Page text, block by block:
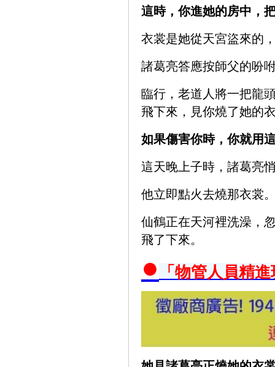
這時，你進她的房中，
衣裳是她從天宮盜來的
諸葛亮答應按師父的吩
臨行，老道人將一把龍
飛下來，見你燒了她的
如果傷害你時，你就用
這天晚上子時，諸葛亮
他立即點火去燒那衣裳
仙鶴正在天河裡洗澡，
飛了下來。
● 「物管人員精